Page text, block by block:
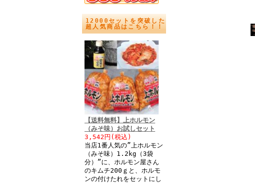
12000セットを突破した
超人気商品はこちら！！
【送料無料】上ホルモン
（みそ味）お試しセット
3,542円(税込)
当店1番人気の”上ホルモン
（みそ味）1.2kg（3袋
分）”に、ホルモン屋さん
のキムチ200ｇと、ホルモ
ンの付けたれをセットにし